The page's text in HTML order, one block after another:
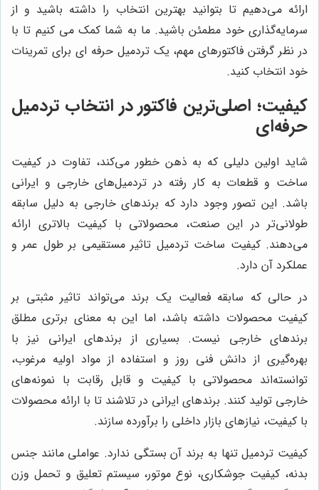
ارائه می‌دهیم تا بتوانید بهترین انتخاب را داشته باشید و از
سرمایه‌گذاری خود مطمئن باشید. ما به شما کمک می کنیم تا با
در نظر گرفتن فاکتورهای مهم، یک تردمیل حرفه ای برای تمرینات
خود انتخاب کنید.
کیفیت؛ اصلی‌ترین فاکتور در انتخاب تردمیل
حرفه‌ای
شاید اولین دلیلی که به ذهن خطور می‌کند، تفاوت در کیفیت
ساخت و قطعات به کار رفته در تردمیل‌های خارجی و ایرانی
باشد. این تصور وجود دارد که برندهای خارجی به دلیل سابقه
طولانی‌تر در این صنعت، محصولاتی با کیفیت بالاتری ارائه
می‌دهند. کیفیت ساخت تردمیل تاثیر مستقیمی بر طول عمر و
عملکرد آن دارد.
در حالی که سابقه فعالیت یک برند می‌تواند تاثیر مثبتی بر
کیفیت محصولات داشته باشد، اما این به معنای برتری مطلق
برندهای خارجی نیست. بسیاری از برندهای ایرانی نیز با
بهره‌گیری از دانش فنی روز و استفاده از مواد اولیه مرغوب،
توانسته‌اند محصولاتی با کیفیت و قابل رقابت با نمونه‌های
خارجی تولید کنند. برندهای ایرانی در تلاشند تا با ارائه محصولات
با کیفیت، نیازهای بازار داخلی را برآورده سازند.
کیفیت تردمیل تنها به برند آن بستگی ندارد. عواملی مانند جنس
بدنه، کیفیت جوشکاری، نوع موتور، سیستم تعلیق و تحمل وزن